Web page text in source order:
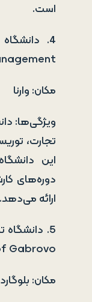
است.
مکان: وارنا
ویژگی‌ها:
تجارت،
دوره‌های
ارائه می‌دهد.
Gabrovo)
مکان: بلوگارد